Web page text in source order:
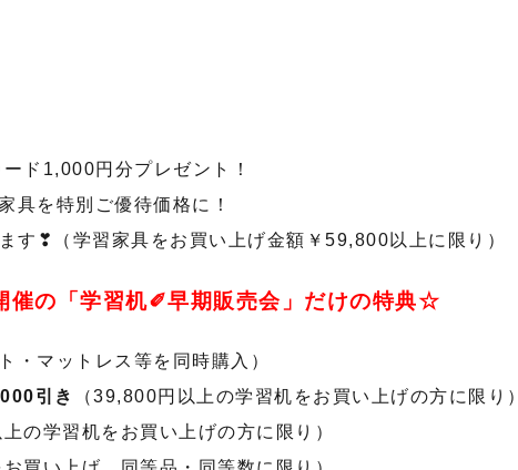
ド1,000円分プレゼント！
具を特別ご優待価格に！
す❣（学習家具をお買い上げ金額￥59,800以上に限り）
催の「学習机✐早期販売会」だけの特典☆
・マットレス等を同時購入）
引き
（39,800円以上の学習机をお買い上げの方に限り）
の学習机をお買い上げの方に限り）